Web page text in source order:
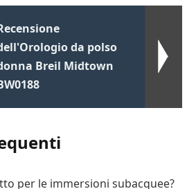
da polso
Breil Midtown
per le immersioni subacquee?